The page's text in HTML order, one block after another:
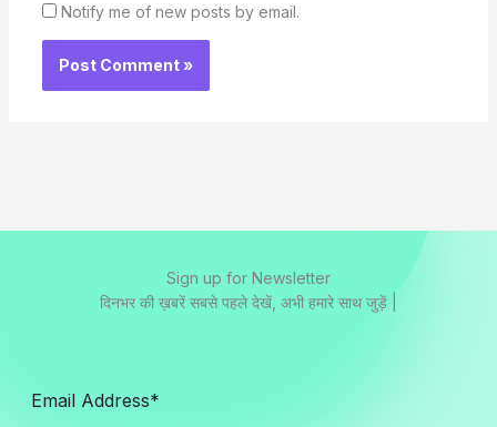
Notify me of new posts by email.
Sign up for Newsletter
दिनभर की ख़बरें सबसे पहले देखें, अभी हमारे साथ जुड़ें |